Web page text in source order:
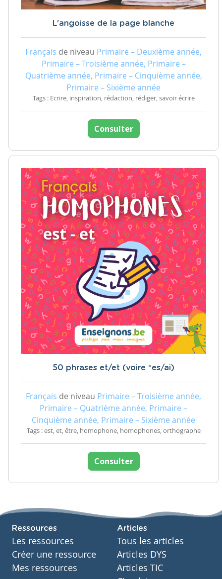
L'angoisse de la page blanche
Français de niveau Primaire – Deuxième année,
Primaire – Troisième année, Primaire –
Quatrième année, Primaire – Cinquième année,
Primaire – Sixième année
Tags : Ecrire, inspiration, rédaction, rédiger, savoir écrire
Consulter
50 phrases et/et (voire *es/ai)
Français de niveau Primaire – Troisième année,
Primaire – Quatrième année, Primaire –
Cinquième année, Primaire – Sixième année
Tags : est, et, être, homophone, homophones, orthographe
Consulter
Ressources
Les ressources
Créer une ressource
Mes ressources
Articles
Tous les articles
Articles DYS
Articles TIC